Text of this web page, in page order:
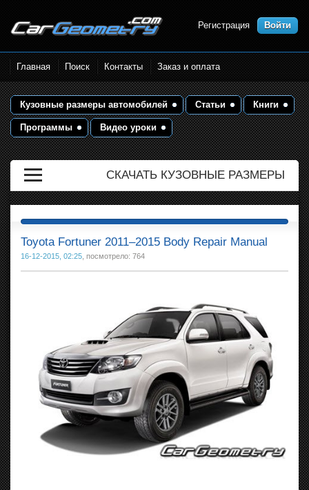
Размеры кузова автомобилей.
Контрольные точки и кузовные
размеры. Геометрия кузова
Регистрация Войти
Главная Поиск Контакты Заказ и оплата
Кузовные размеры автомобилей Статьи Книги
Программы Видео уроки
СКАЧАТЬ КУЗОВНЫЕ РАЗМЕРЫ
Toyota Fortuner 2011–2015 Body Repair Manual
16-12-2015, 02:25 , посмотрело: 764